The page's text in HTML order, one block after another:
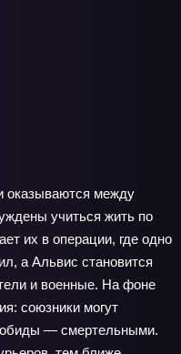
оказываются между
учиться жить по
их в операции, где одно
а Альвис становится
и военные. На фоне
союзники могут
— смертельными.